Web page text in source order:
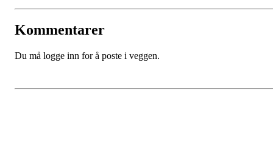
Kommentarer
Du må logge inn for å poste i veggen.